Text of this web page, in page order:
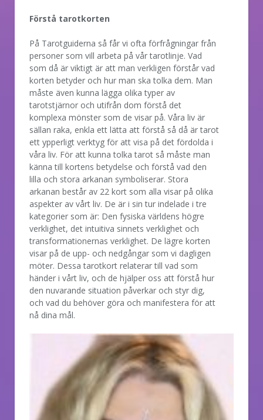
Förstå tarotkorten
På Tarotguiderna så får vi ofta förfrågningar från
personer som vill arbeta på vår tarotlinje. Vad
som då är viktigt är att man verkligen förstår vad
korten betyder och hur man ska tolka dem. Man
måste även kunna lägga olika typer av
tarotstjärnor och utifrån dom förstå det
komplexa mönster som de visar på. Våra liv är
sällan raka, enkla ett lätta att förstå så då är tarot
ett ypperligt verktyg för att visa på det fördolda i
våra liv. För att kunna tolka tarot så måste man
känna till kortens betydelse och förstå vad den
lilla och stora arkanan symboliserar. Stora
arkanan består av 22 kort som alla visar på olika
aspekter av vårt liv. De är i sin tur indelade i tre
kategorier som är: Den fysiska världens högre
verklighet, det intuitiva sinnets verklighet och
transformationernas verklighet. De lägre korten
visar på de upp- och nedgångar som vi dagligen
möter. Dessa tarotkort relaterar till vad som
händer i vårt liv, och de hjälper oss att förstå hur
den nuvarande situation påverkar och styr dig,
och vad du behöver göra och manifestera för att
nå dina mål.